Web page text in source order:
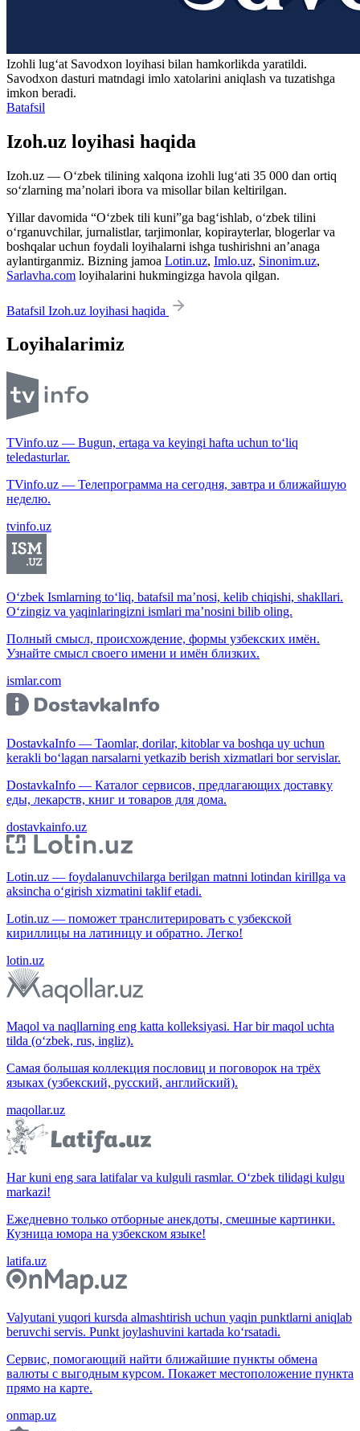
Izohli lugʻat Savodxon loyihasi bilan hamkorlikda yaratildi.
Savodxon dasturi matndagi imlo xatolarini aniqlash va tuzatishga
imkon beradi.
Batafsil
Izoh.uz loyihasi haqida
Izoh.uz — O‘zbek tilining xalqona izohli lug‘ati 35 000 dan ortiq
so‘zlarning ma’nolari ibora va misollar bilan keltirilgan.
Yillar davomida “O‘zbek tili kuni”ga bag‘ishlab, o‘zbek tilini
o‘rganuvchilar, jurnalistlar, tarjimonlar, kopirayterlar, blogerlar va
boshqalar uchun foydali loyihalarni ishga tushirishni an’anaga
aylantirganmiz. Bizning jamoa Lotin.uz, Imlo.uz, Sinonim.uz,
Sarlavha.com loyihalarini hukmingizga havola qilgan.
Batafsil Izoh.uz loyihasi haqida
Loyihalarimiz
TVinfo.uz — Bugun, ertaga va keyingi hafta uchun to‘liq
teledasturlar.
TVinfo.uz — Телепрограмма на сегодня, завтра и ближайшую
неделю.
tvinfo.uz
O‘zbek Ismlarning to‘liq, batafsil ma’nosi, kelib chiqishi, shakllari.
O‘zingiz va yaqinlaringizni ismlari ma’nosini bilib oling.
Полный смысл, происхождение, формы узбекских имён.
Узнайте смысл своего имени и имён близких.
ismlar.com
DostavkaInfo — Taomlar, dorilar, kitoblar va boshqa uy uchun
kerakli bo‘lagan narsalarni yetkazib berish xizmatlari bor servislar.
DostavkaInfo — Каталог сервисов, предлагающих доставку
еды, лекарств, книг и товаров для дома.
dostavkainfo.uz
Lotin.uz — foydalanuvchilarga berilgan matnni lotindan kirillga va
aksincha o‘girish xizmatini taklif etadi.
Lotin.uz — поможет транслитерировать с узбекской
кириллицы на латиницу и обратно. Легко!
lotin.uz
Maqol va naqllarning eng katta kolleksiyasi. Har bir maqol uchta
tilda (o‘zbek, rus, ingliz).
Самая большая коллекция пословиц и поговорок на трёх
языках (узбекский, русский, английский).
maqollar.uz
Har kuni eng sara latifalar va kulguli rasmlar. O‘zbek tilidagi kulgu
markazi!
Ежедневно только отборные анекдоты, смешные картинки.
Кузница юмора на узбекском языке!
latifa.uz
Valyutani yuqori kursda almashtirish uchun yaqin punktlarni aniqlab
beruvchi servis. Punkt joylashuvini kartada ko‘rsatadi.
Сервис, помогающий найти ближайшие пункты обмена
валюты с выгодным курсом. Покажет местоположение пункта
прямо на карте.
onmap.uz